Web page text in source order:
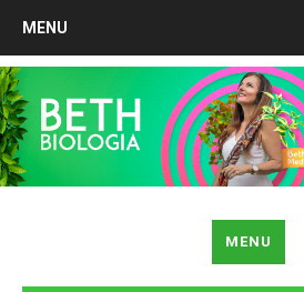
MENU
MENU